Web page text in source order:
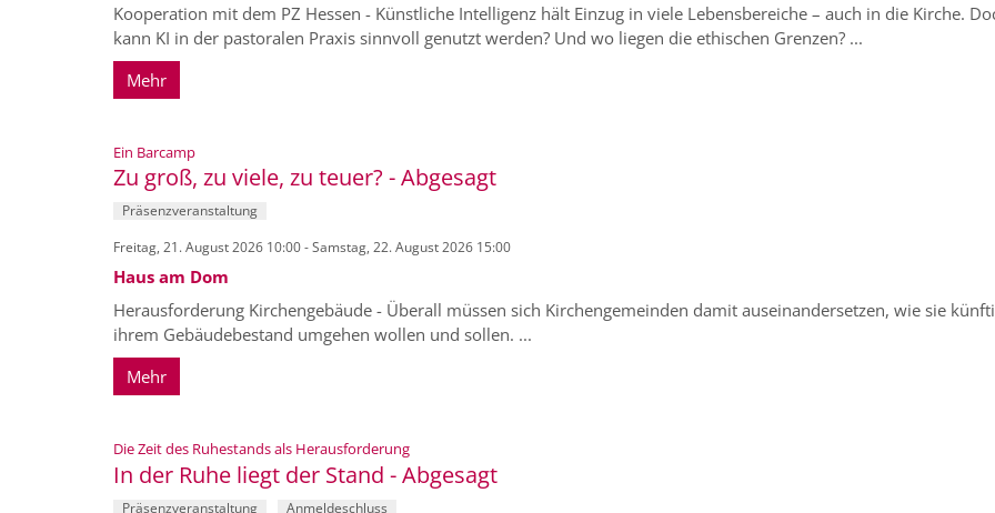
Kooperation mit dem PZ Hessen - Künstliche Intelligenz hält Einzug in viele Lebensbereiche – auch in die Kirche.
kann KI in der pastoralen Praxis sinnvoll genutzt werden? Und wo liegen die ethischen Grenzen? ...
Mehr
Ein Barcamp:
Zu groß, zu viele, zu teuer? - Abgesagt
Präsenzveranstaltung
Freitag, 21. August 2026 10:00 - Samstag, 22. August 2026 15:00
Haus am Dom
Herausforderung Kirchengebäude - Überall müssen sich Kirchengemeinden damit auseinandersetzen, wie sie
ihrem Gebäudebestand umgehen wollen und sollen. ...
Mehr
Die Zeit des Ruhestands als Herausforderung:
In der Ruhe liegt der Stand - Abgesagt
Präsenzveranstaltung
Anmeldeschluss